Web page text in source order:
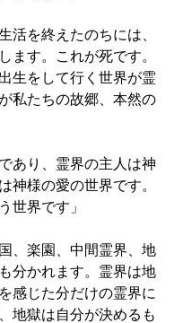
活を終えたのちには、
ます。これが死です。
生をして行く世界が霊
私たちの故郷、本然の
あり、霊界の主人は神
神様の愛の世界です。
世界です」
、楽園、中間霊界、地
分かれます。霊界は地
感じた分だけの霊界に
地獄は自分が決めるも